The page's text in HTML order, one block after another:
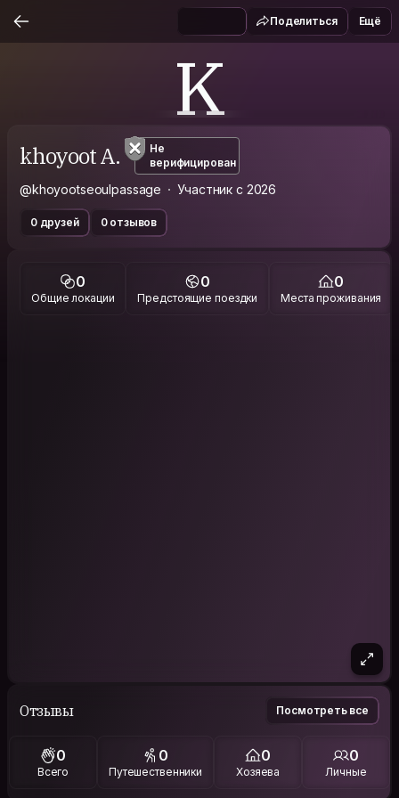
Поделиться Ещё
K
khoyoot A.
Не
верифицирован
@khoyootseoulpassage Участник с 2026
0 друзей 0 отзывов
0
Общие локации
0
Предстоящие поездки
0
Места проживания
Отзывы Посмотреть все
0
Всего
0
Путешественники
0
Хозяева
0
Личные